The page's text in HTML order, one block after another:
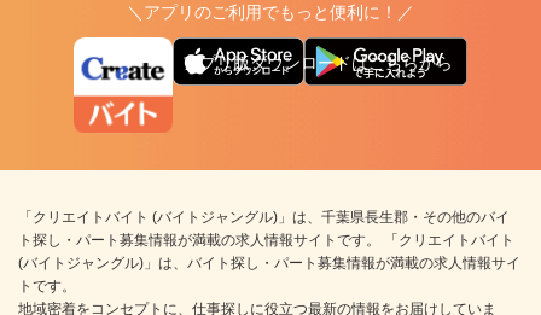
＼アプリのご利用でもっと便利に！／
アプリ版ダウンロードはこちらから
「クリエイトバイト (バイトジャングル)」は、千葉県長生郡・その他のバイ
ト探し・パート募集情報が満載の求人情報サイトです。 「クリエイトバイト
(バイトジャングル)」は、バイト探し・パート募集情報が満載の求人情報サイ
トです。
地域密着をコンセプトに、仕事探しに役立つ最新の情報をお届けしていま